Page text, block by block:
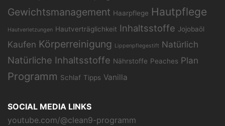
Gewichtsmanagement Haarpflege Hautpflege
Hautverletzungen Hautverträglichkeit Inhaltsstoffe Jojobaöl
Kaufen Körperreinigung Lippenpflegestift Natürlich
Natürliche Inhaltsstoffe Nährstoffe Peaches Plan
Programm Schlaf Tipps Vanilla
SOCIAL MEDIA LINKS
youtube.com/@clean9-programm